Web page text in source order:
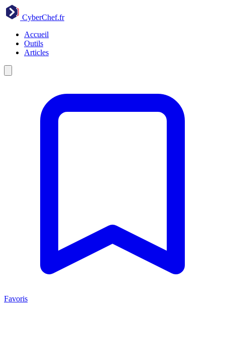
CyberChef.fr
Accueil
Outils
Articles
Favoris